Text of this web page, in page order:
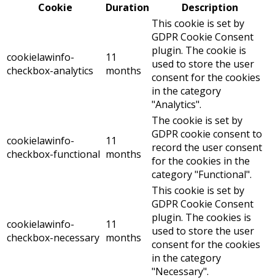
Cookie
Duration Description
cookielawinfo-
checkbox-analytics
11
months
This cookie is set by
GDPR Cookie Consent
plugin. The cookie is
used to store the user
consent for the cookies
in the category
"Analytics".
cookielawinfo-
checkbox-functional
11
months
The cookie is set by
GDPR cookie consent to
record the user consent
for the cookies in the
category "Functional".
cookielawinfo-
checkbox-necessary
11
months
This cookie is set by
GDPR Cookie Consent
plugin. The cookies is
used to store the user
consent for the cookies
in the category
"Necessary".